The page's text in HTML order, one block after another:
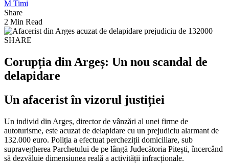
M Timi
Share
2 Min Read
SHARE
Corupția din Argeș: Un nou scandal de
delapidare
Un afacerist în vizorul justiției
Un individ din Argeș, director de vânzări al unei firme de
autoturisme, este acuzat de delapidare cu un prejudiciu alarmant de
132.000 euro. Poliția a efectuat percheziții domiciliare, sub
supravegherea Parchetului de pe lângă Judecătoria Pitești, încercând
să dezvăluie dimensiunea reală a activității infracționale.